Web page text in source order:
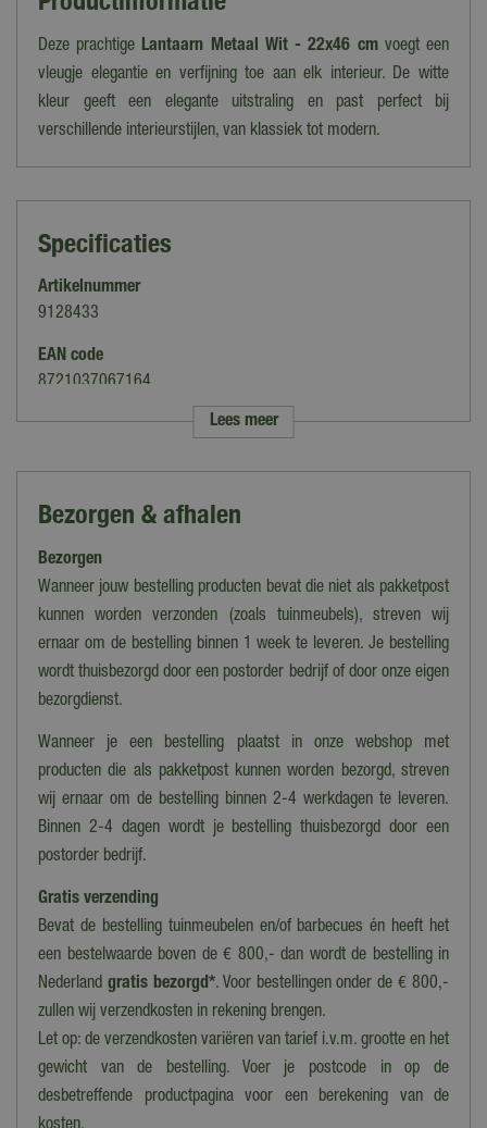
Deze prachtige Lantaarn Metaal Wit - 22x46 cmvoegt een
vleugje elegantie en verfijning toe aan elk interieur. De witte
kleur geeft een elegante uitstraling en past perfect bij
verschillende interieurstijlen, van klassiek tot modern.
Specificaties
Artikelnummer
9128433
EAN code
8721037067164
Merk
Lantaarn
Kleur
Wit
Geluid
Voor binnen of buiten
Binnen
Materiaal
Ijzer
Lengte
22 cm
Breedte
14,5 cm
Hoogte
46 cm
Lees meer
Bezorgen & afhalen
Bezorgen
Wanneer jouw bestelling producten bevat die niet als pakketpost
kunnen worden verzonden (zoals tuinmeubels), streven wij
ernaar om de bestelling binnen 1 week te leveren. Je bestelling
wordt thuisbezorgd door een postorder bedrijf of door onze eigen
bezorgdienst.
Wanneer je een bestelling plaatst in onze webshop met
producten die als pakketpost kunnen worden bezorgd, streven
wij ernaar om de bestelling binnen 2-4 werkdagen te leveren.
Binnen 2-4 dagen wordt je bestelling thuisbezorgd door een
postorder bedrijf.
Gratis verzending
Bevat de bestelling tuinmeubelen en/of barbecues én heeft het
een bestelwaarde boven de € 800,- dan wordt de bestelling in
Nederland gratis bezorgd*. Voor bestellingen onder de € 800,-
zullen wij verzendkosten in rekening brengen.
Let op: de verzendkosten variëren van tarief i.v.m. grootte en het
gewicht van de bestelling. Voer je postcode in op de
desbetreffende productpagina voor een berekening van de